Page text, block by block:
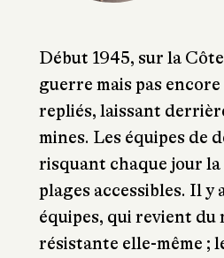
Début 1945, sur la
guerre mais pas
repliés, laissant
mines. Les équipes de
risquant chaque jour
plages accessibles. Il y
équipes, qui revient du
résistante elle-même ;